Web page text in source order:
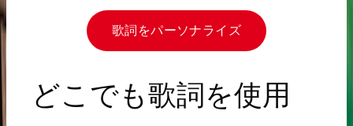
歌詞をパーソナライズ
どこでも歌詞を使用